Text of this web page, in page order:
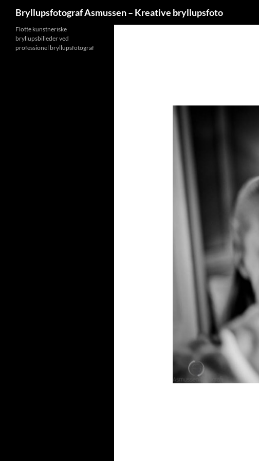
Bryllupsfotograf Asmussen – Kreative bryllupsfoto
Flotte kunstneriske
bryllupsbilleder ved
professionel bryllupsfotograf